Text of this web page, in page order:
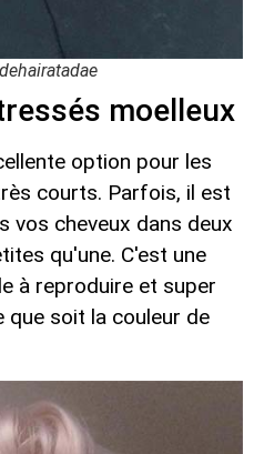
moelleux
option pour les
courts. Parfois, il est
vos cheveux dans deux
qu'une. C'est une
à reproduire et super
que soit la couleur de